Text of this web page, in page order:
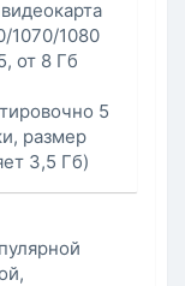
1070/1080
от 8 Гб
5
размер
3,5 Гб)